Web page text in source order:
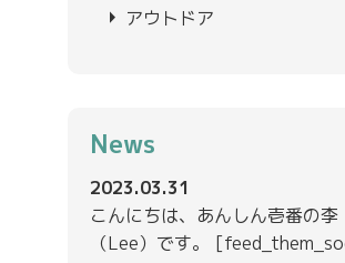
arrow_right アウトドア
News
2023.03.31
こんにちは、あんしん壱番の李
（Lee）です。